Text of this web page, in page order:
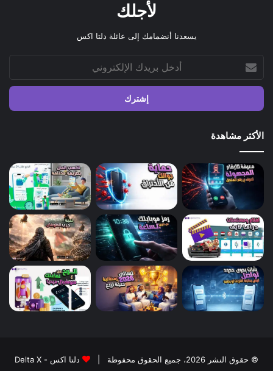
لأجلك
يسعدنا أنضمامك إلى عائلة دلتا اكس
أدخل
بريدك
الإلكتروني
الأكثر مشاهدة
© حقوق النشر 2026، جميع الحقوق محفوظة | دلتا اكس - Delta X